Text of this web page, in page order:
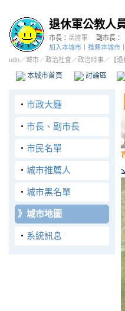
退休軍公教人
市長： 岳將軍
副市長：
加入本城市
推薦本城市
udn／城市／政治社會 ／政治時事／ 【
本城市首頁 討論區
‧ 市政大廳
‧ 市長、副市長
‧ 市民名單
‧ 城市推薦人
‧ 城市黑名單
》 城市地圖
‧ 系統訊息